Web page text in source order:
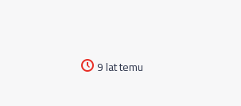
9 lat temu